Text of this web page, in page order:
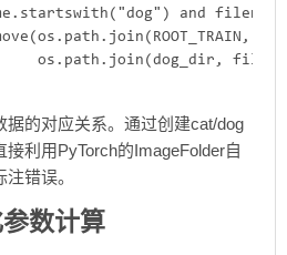
and
os.path.join(dog_dir,
据的对应关系。通过创建cat/dog
接利用PyTorch的ImageFolder自
错误。
数计算